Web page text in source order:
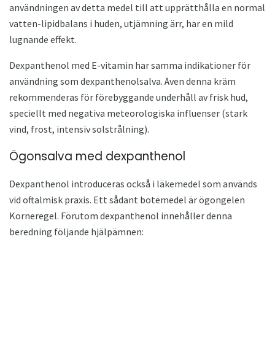
användningen av detta medel till att upprätthålla en normal
vatten-lipidbalans i huden, utjämning ärr, har en mild
lugnande effekt.
Dexpanthenol med E-vitamin har samma indikationer för
användning som dexpanthenolsalva. Även denna kräm
rekommenderas för förebyggande underhåll av frisk hud,
speciellt med negativa meteorologiska influenser (stark
vind, frost, intensiv solstrålning).
Ögonsalva med dexpanthenol
Dexpanthenol introduceras också i läkemedel som används
vid oftalmisk praxis. Ett sådant botemedel är ögongelen
Korneregel. Förutom dexpanthenol innehåller denna
beredning följande hjälpämnen: